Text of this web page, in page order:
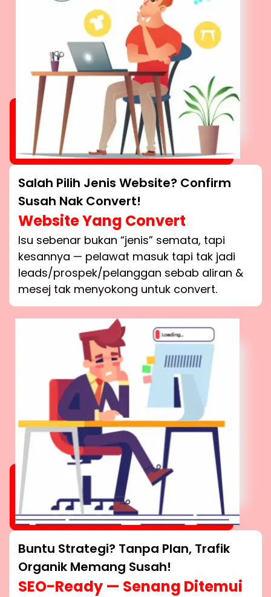
Salah Pilih Jenis Website? Confirm
Susah Nak Convert!
Website Yang Convert
Isu sebenar bukan “jenis” semata, tapi
kesannya — pelawat masuk tapi tak jadi
leads/prospek/pelanggan sebab aliran &
mesej tak menyokong untuk convert.
Buntu Strategi? Tanpa Plan, Trafik
Organik Memang Susah!
SEO-Ready — Senang Ditemui